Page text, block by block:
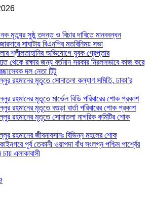
মৃত্যুর সুষ্ঠু তদন্ত ও বিচার দাবিতে মানববন্ধন
সাঘাটায় বিএনপির মতবিনিময় সভা
শ্লীলতাহানির অভিযোগে যুবক গ্রেপ্তার
থেকে রক্ষার জন্য বর্তমান সরকার নিরলসভাবে কাজ করে
দল নেতা টিটু
রহমানের মৃতূতে সোনাতলা কল্যাণ সমিতি, ঢাকা’র
রহমানের মৃতূতে মার্ভেল বিডি পরিবারের শোক প্রকাশ
রহমানের মৃতূতে বগুড়া বার্তা পরিবারের শোক প্রকাশ
রহমানের মৃতূতে সোনাতলা নাগরিক কমিটির শোক
রহমানের জীবনাবসানঃ বিভিন্ন মহলের শোক
পূর্ব তেকানী ওয়াপদা বাঁধ সংলগ্ন পশ্চিম পার্শ্বের
এলাকাবাসী